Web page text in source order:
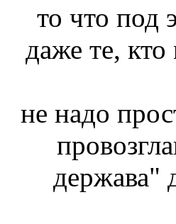
то что под
даже те,
не надо
держава"